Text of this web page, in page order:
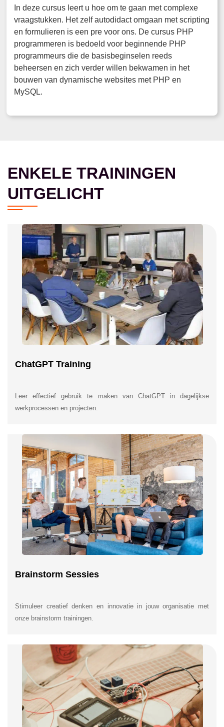
In deze cursus leert u hoe om te gaan met complexe
vraagstukken. Het zelf autodidact omgaan met scripting
en formulieren is een pre voor ons. De cursus PHP
programmeren is bedoeld voor beginnende PHP
programmeurs die de basisbeginselen reeds
beheersen en zich verder willen bekwamen in het
bouwen van dynamische websites met PHP en
MySQL.
ENKELE TRAININGEN
UITGELICHT
ChatGPT Training
Leer effectief gebruik te maken van ChatGPT in dagelijkse
werkprocessen en projecten.
Brainstorm Sessies
Stimuleer creatief denken en innovatie in jouw organisatie met
onze brainstorm trainingen.